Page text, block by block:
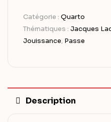
Catégorie : Quarto
Thématiques : Jacques
Jouissance, Passe
Description